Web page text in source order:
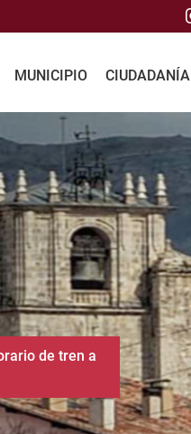
MUNICIPIO CIUDADANÍA